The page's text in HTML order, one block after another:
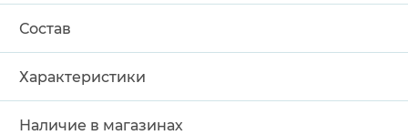
Состав
Характеристики
Наличие в магазинах